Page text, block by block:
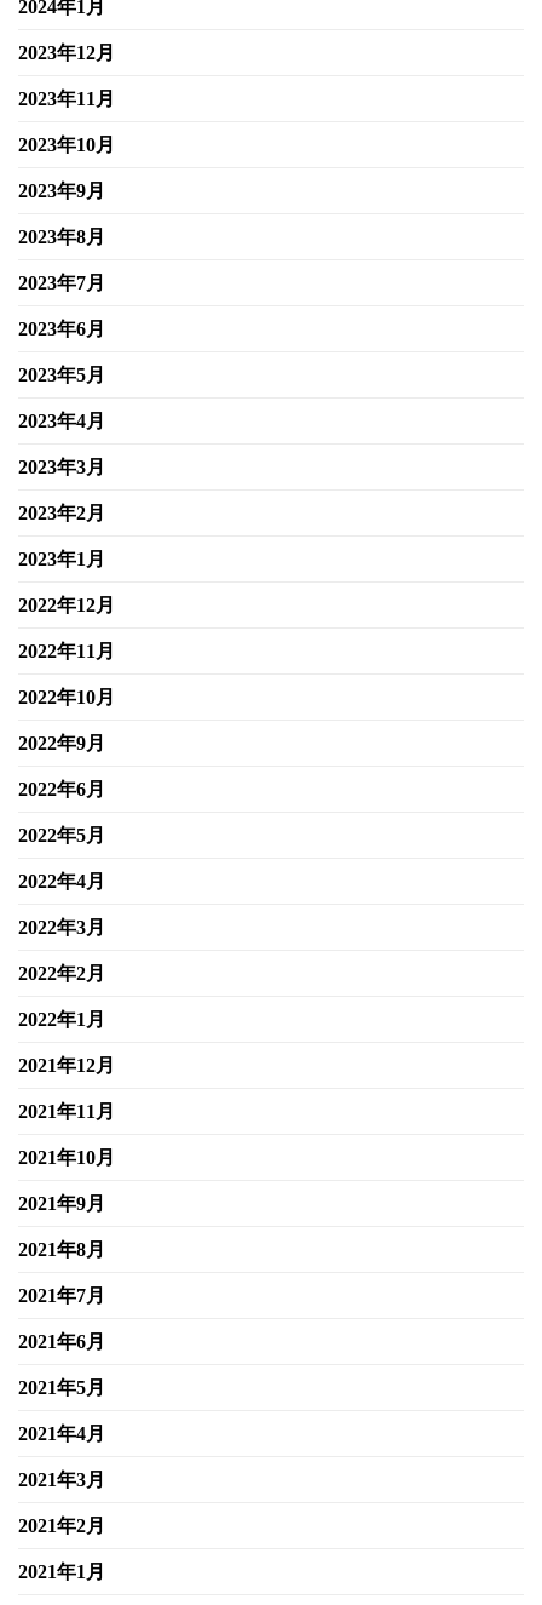
2024年1月
2023年12月
2023年11月
2023年10月
2023年9月
2023年8月
2023年7月
2023年6月
2023年5月
2023年4月
2023年3月
2023年2月
2023年1月
2022年12月
2022年11月
2022年10月
2022年9月
2022年6月
2022年5月
2022年4月
2022年3月
2022年2月
2022年1月
2021年12月
2021年11月
2021年10月
2021年9月
2021年8月
2021年7月
2021年6月
2021年5月
2021年4月
2021年3月
2021年2月
2021年1月